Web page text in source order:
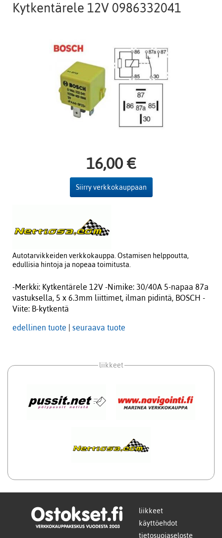
Kytkentärele 12V 0986332041
16,00 €
Siirry verkkokauppaan
Autotarvikkeiden verkkokauppa. Ostamisen helppoutta,
edullisia hintoja ja nopeaa toimitusta.
-Merkki: Kytkentärele 12V -Nimike: 30/40A 5-napaa 87a
vastuksella, 5 x 6.3mm liittimet, ilman pidintä, BOSCH -
Viite: B-kytkentä
edellinen tuote seuraava tuote
liikkeet
liikkeet
käyttöehdot
tietosuojaseloste